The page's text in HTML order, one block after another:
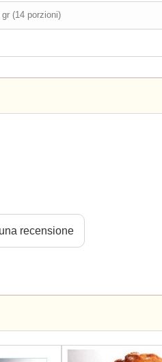
(14 porzioni)
recensione